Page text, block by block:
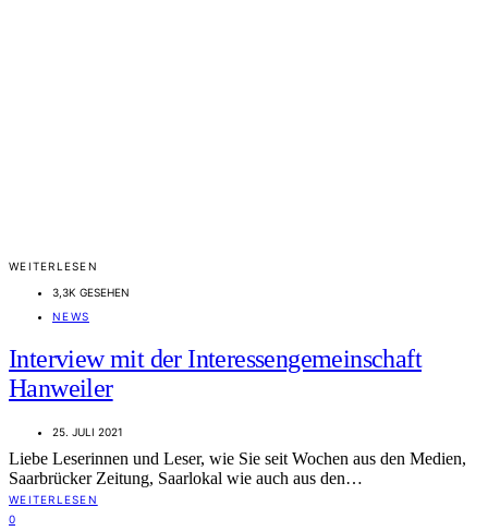
WEITERLESEN
3,3K GESEHEN
NEWS
Interview mit der Interessengemeinschaft
Hanweiler
25. JULI 2021
Liebe Leserinnen und Leser, wie Sie seit Wochen aus den Medien,
Saarbrücker Zeitung, Saarlokal wie auch aus den…
WEITERLESEN
0